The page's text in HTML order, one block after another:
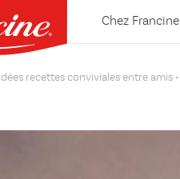
Chez Francine
Idées recettes conviviales entre amis